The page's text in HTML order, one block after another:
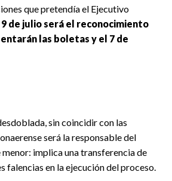
que pretendía el Ejecutivo
de julio será el reconocimiento
las boletas y el 7 de
sin coincidir con las
será la responsable del
implica una transferencia de
en la ejecución del proceso.